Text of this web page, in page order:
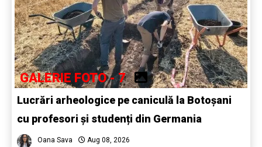
GALERIE FOTO - 7
Lucrări arheologice pe caniculă la Botoșani
cu profesori și studenți din Germania
Oana Sava Aug 08, 2026